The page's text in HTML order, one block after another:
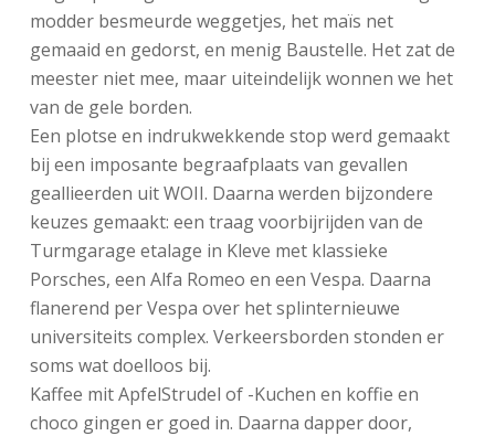
modder besmeurde weggetjes, het maïs net
gemaaid en gedorst, en menig Baustelle. Het zat de
meester niet mee, maar uiteindelijk wonnen we het
van de gele borden.
Een plotse en indrukwekkende stop werd gemaakt
bij een imposante begraafplaats van gevallen
geallieerden uit WOII. Daarna werden bijzondere
keuzes gemaakt: een traag voorbijrijden van de
Turmgarage etalage in Kleve met klassieke
Porsches, een Alfa Romeo en een Vespa. Daarna
flanerend per Vespa over het splinternieuwe
universiteits complex. Verkeersborden stonden er
soms wat doelloos bij.
Kaffee mit ApfelStrudel of -Kuchen en koffie en
choco gingen er goed in. Daarna dapper door,